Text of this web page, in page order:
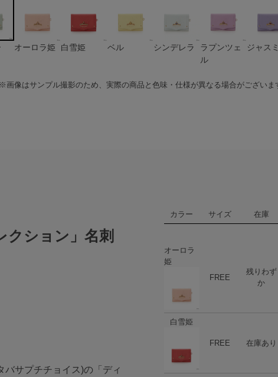
オーロラ姫 白雪姫 ベル シンデレラ
ラプンツェ
ル
ジャス
※画像はサンプル撮影のため、実際の商品と色味・仕様が異なる場合がございま
クション」名刺
サプチチョイス)の「ディ
カラー サイズ 在庫
オーロラ
姫
FREE
残りわず
か
白雪姫
FREE 在庫あり